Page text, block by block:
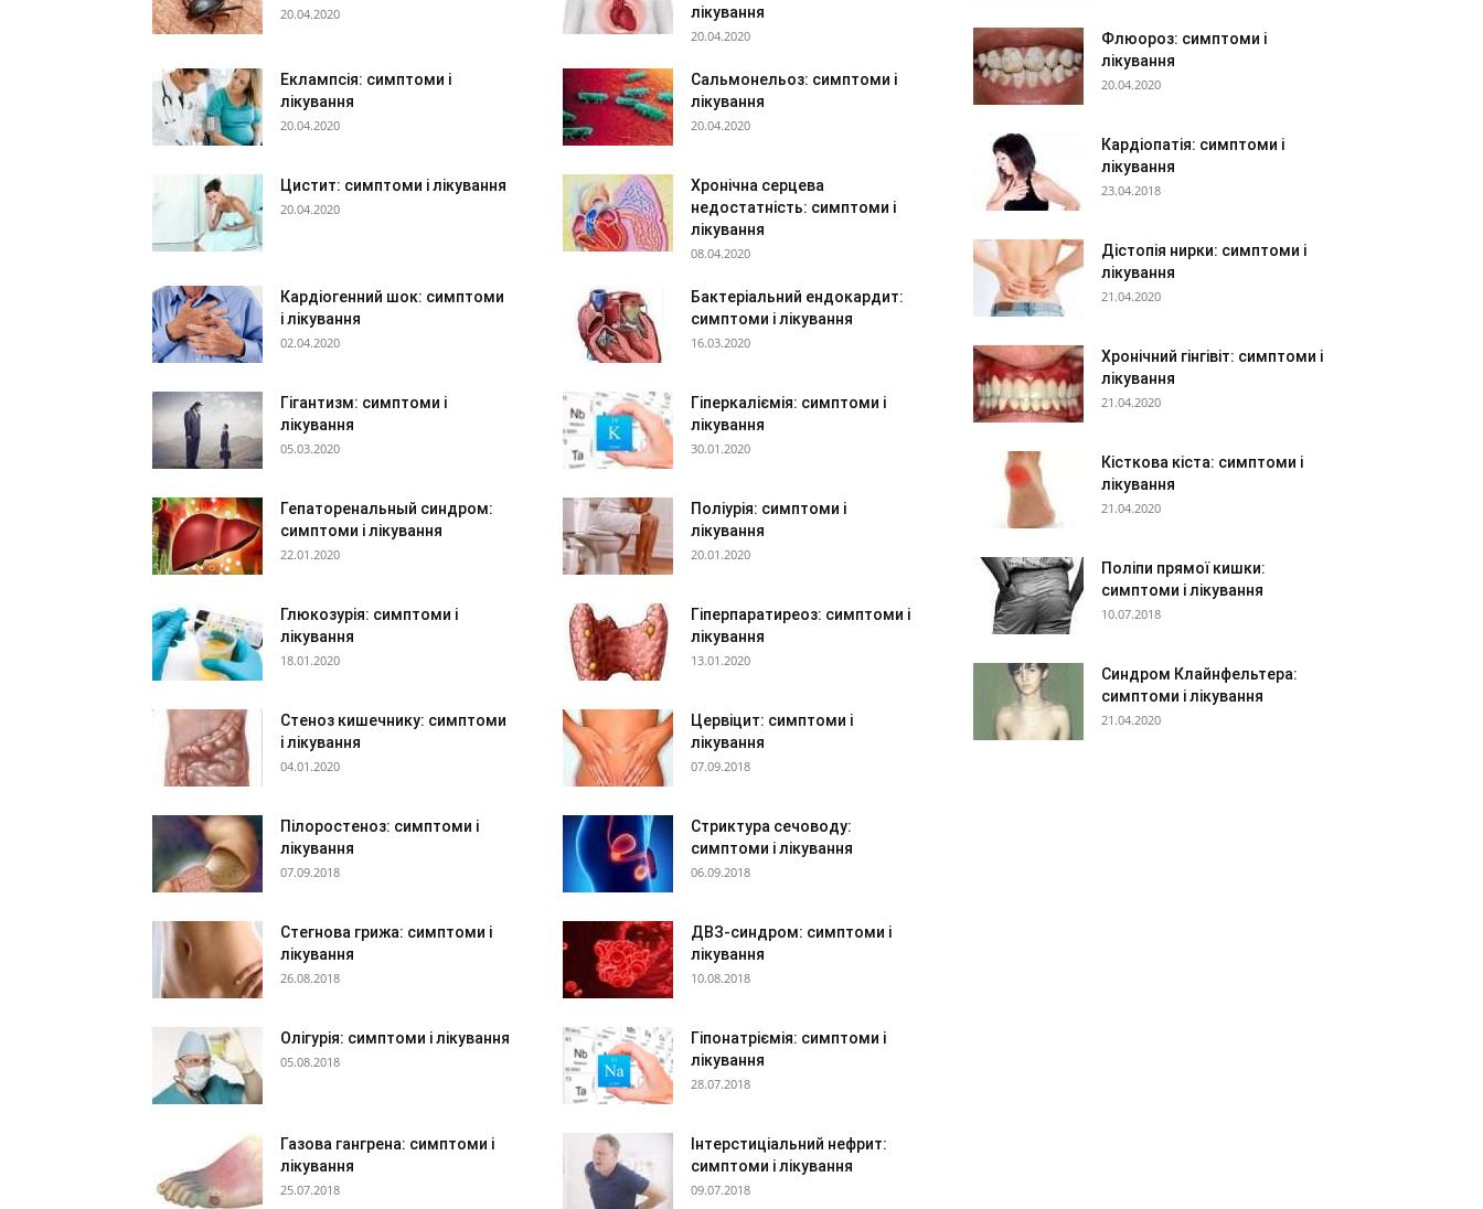
20.04.2020
лікування
20.04.2020
Еклампсія: симптоми і
лікування
20.04.2020
Сальмонельоз: симптоми і
лікування
20.04.2020
Цистит: симптоми і лікування
20.04.2020
Хронічна серцева
недостатність: симптоми і
лікування
08.04.2020
Кардіогенний шок: симптоми
і лікування
02.04.2020
Бактеріальний ендокардит:
симптоми і лікування
16.03.2020
Гігантизм: симптоми і
лікування
05.03.2020
Гіперкаліємія: симптоми і
лікування
30.01.2020
Гепаторенальный синдром:
симптоми і лікування
22.01.2020
Поліурія: симптоми і
лікування
20.01.2020
Глюкозурія: симптоми і
лікування
18.01.2020
Гіперпаратиреоз: симптоми і
лікування
13.01.2020
Стеноз кишечнику: симптоми
і лікування
04.01.2020
Цервіцит: симптоми і
лікування
07.09.2018
Пілоростеноз: симптоми і
лікування
07.09.2018
Стриктура сечоводу:
симптоми і лікування
06.09.2018
Стегнова грижа: симптоми і
лікування
26.08.2018
ДВЗ-синдром: симптоми і
лікування
10.08.2018
Олігурія: симптоми і лікування
05.08.2018
Гіпонатріємія: симптоми і
лікування
28.07.2018
Газова гангрена: симптоми і
лікування
25.07.2018
Інтерстиціальний нефрит:
симптоми і лікування
09.07.2018
Флюороз: симптоми і
лікування
20.04.2020
Кардіопатія: симптоми і
лікування
23.04.2018
Дістопія нирки: симптоми і
лікування
21.04.2020
Хронічний гінгівіт: симптоми і
лікування
21.04.2020
Кісткова кіста: симптоми і
лікування
21.04.2020
Поліпи прямої кишки:
симптоми і лікування
10.07.2018
Синдром Клайнфельтера:
симптоми і лікування
21.04.2020